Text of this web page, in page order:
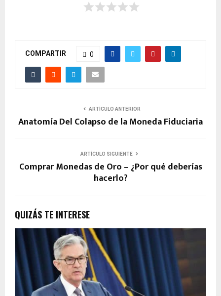
COMPARTIR 0
ARTÍCULO ANTERIOR
Anatomía Del Colapso de la Moneda Fiduciaria
ARTÍCULO SIGUIENTE
Comprar Monedas de Oro – ¿Por qué deberías
hacerlo?
QUIZÁS TE INTERESE